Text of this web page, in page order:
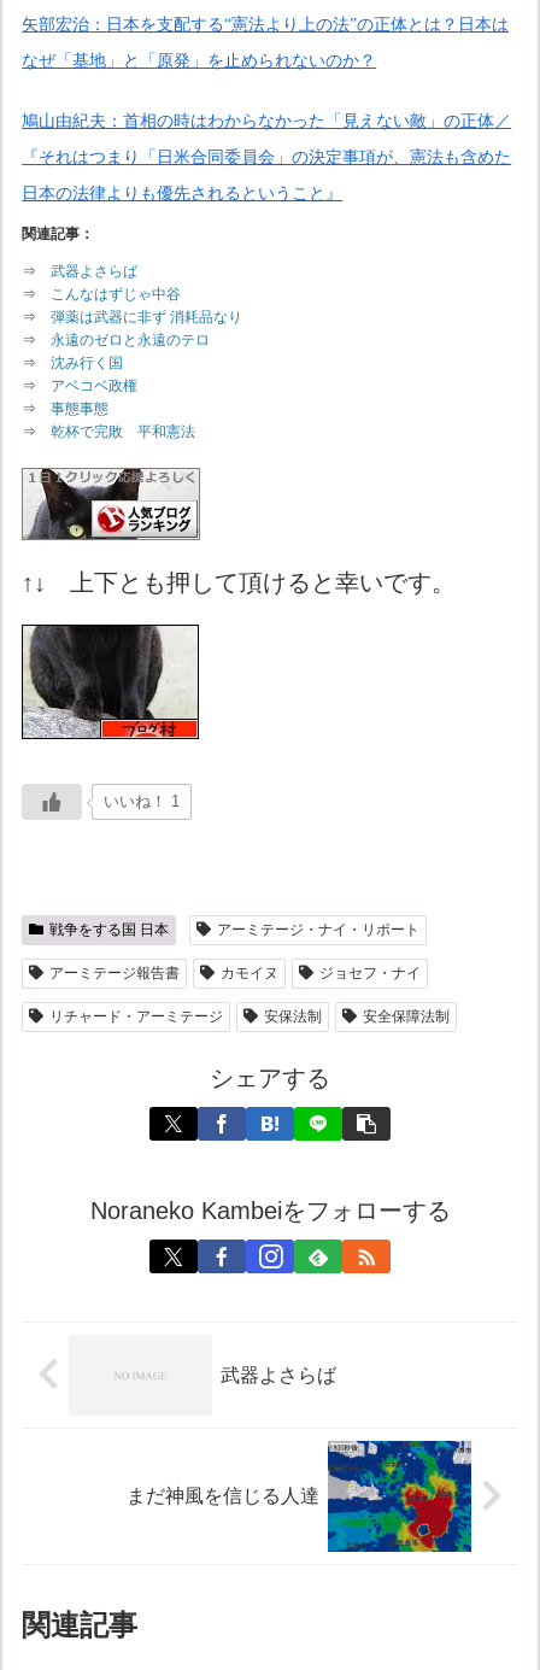
矢部宏治 ： 日本を支配する“憲法より上の法”の正体とは？ 日本は
なぜ「基地」と「原発」を止められないのか？
鳩山由紀夫：首相の時はわからなかった「見えない敵」の正体／
『それはつまり「日米合同委員会」の決定事項が、憲法も含めた
日本の法律よりも優先されるということ』
関連記事：
⇒武器よさらば
⇒
こんなはずじゃ中谷
⇒弾薬は武器に非ず 消耗品なり
⇒永遠のゼロと永遠のテロ
⇒沈み行く国
⇒ アベコベ政権
⇒事態事態
⇒乾杯で完敗 平和憲法
↑↓ 上下とも押して頂けると幸いです。
いいね！ 1
戦争をする国 日本 アーミテージ・ナイ・リポート
アーミテージ報告書 カモイヌ ジョセフ・ナイ
リチャード・アーミテージ 安保法制 安全保障法制
シェアする
Noraneko Kambeiをフォローする
武器よさらば
まだ神風を信じる人達
関連記事